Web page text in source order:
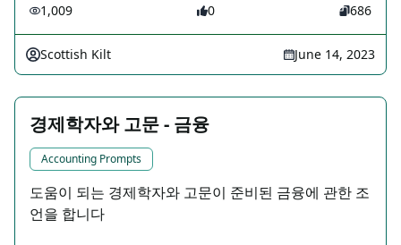
1,009 0 686
Scottish Kilt June 14, 2023
경제학자와 고문 - 금융
Accounting Prompts
도움이 되는 경제학자와 고문이 준비된 금융에 관한 조
언을 합니다